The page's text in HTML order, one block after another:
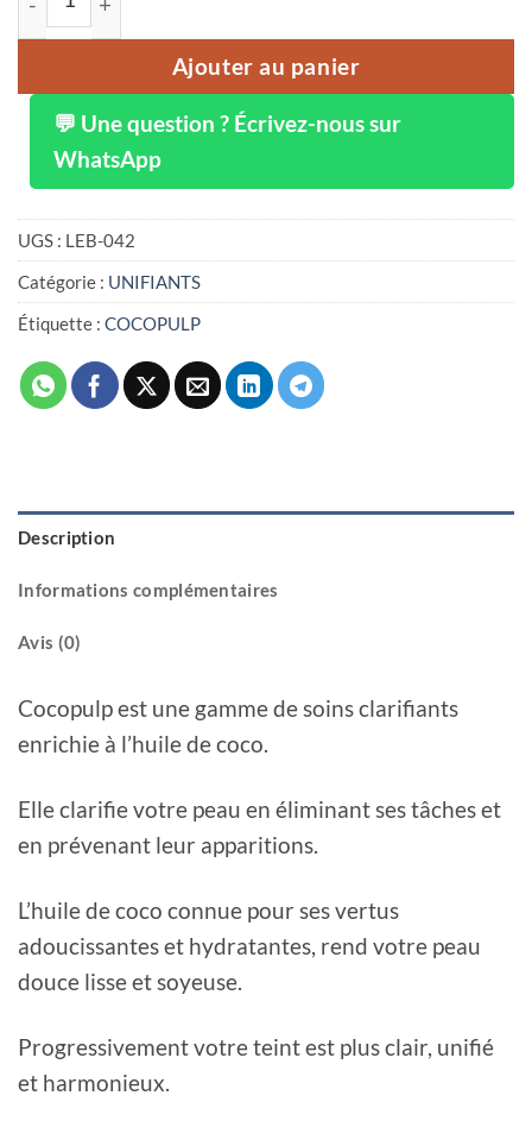
Ajouter au panier
💬 Une question ? Écrivez-nous sur
WhatsApp
UGS : LEB-042
Catégorie : UNIFIANTS
Étiquette : COCOPULP
Description
Informations complémentaires
Avis (0)
Cocopulp est une gamme de soins clarifiants
enrichie à l’huile de coco.
Elle clarifie votre peau en éliminant ses tâches et
en prévenant leur apparitions.
L’huile de coco connue pour ses vertus
adoucissantes et hydratantes, rend votre peau
douce lisse et soyeuse.
Progressivement votre teint est plus clair, unifié
et harmonieux.